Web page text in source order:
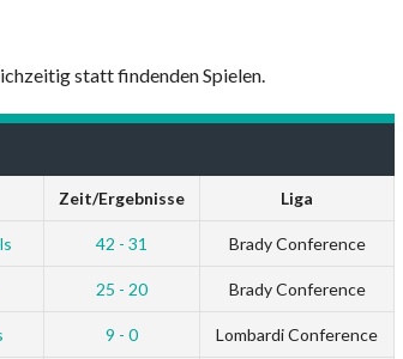
statt findenden Spielen.
Zeit/Ergebnisse Liga
42 - 31 Brady Conference
25 - 20 Brady Conference
9 - 0 Lombardi Conference